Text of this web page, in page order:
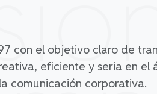
con el objetivo claro de
eficiente y seria en el
la comunicación corporativa.